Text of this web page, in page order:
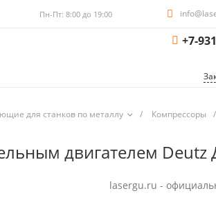
Пн-Пт: 8:00 до 19:00
+7-
для станков по металлу / Компрессоры
/
двигателем Deutz
lasergu.ru -